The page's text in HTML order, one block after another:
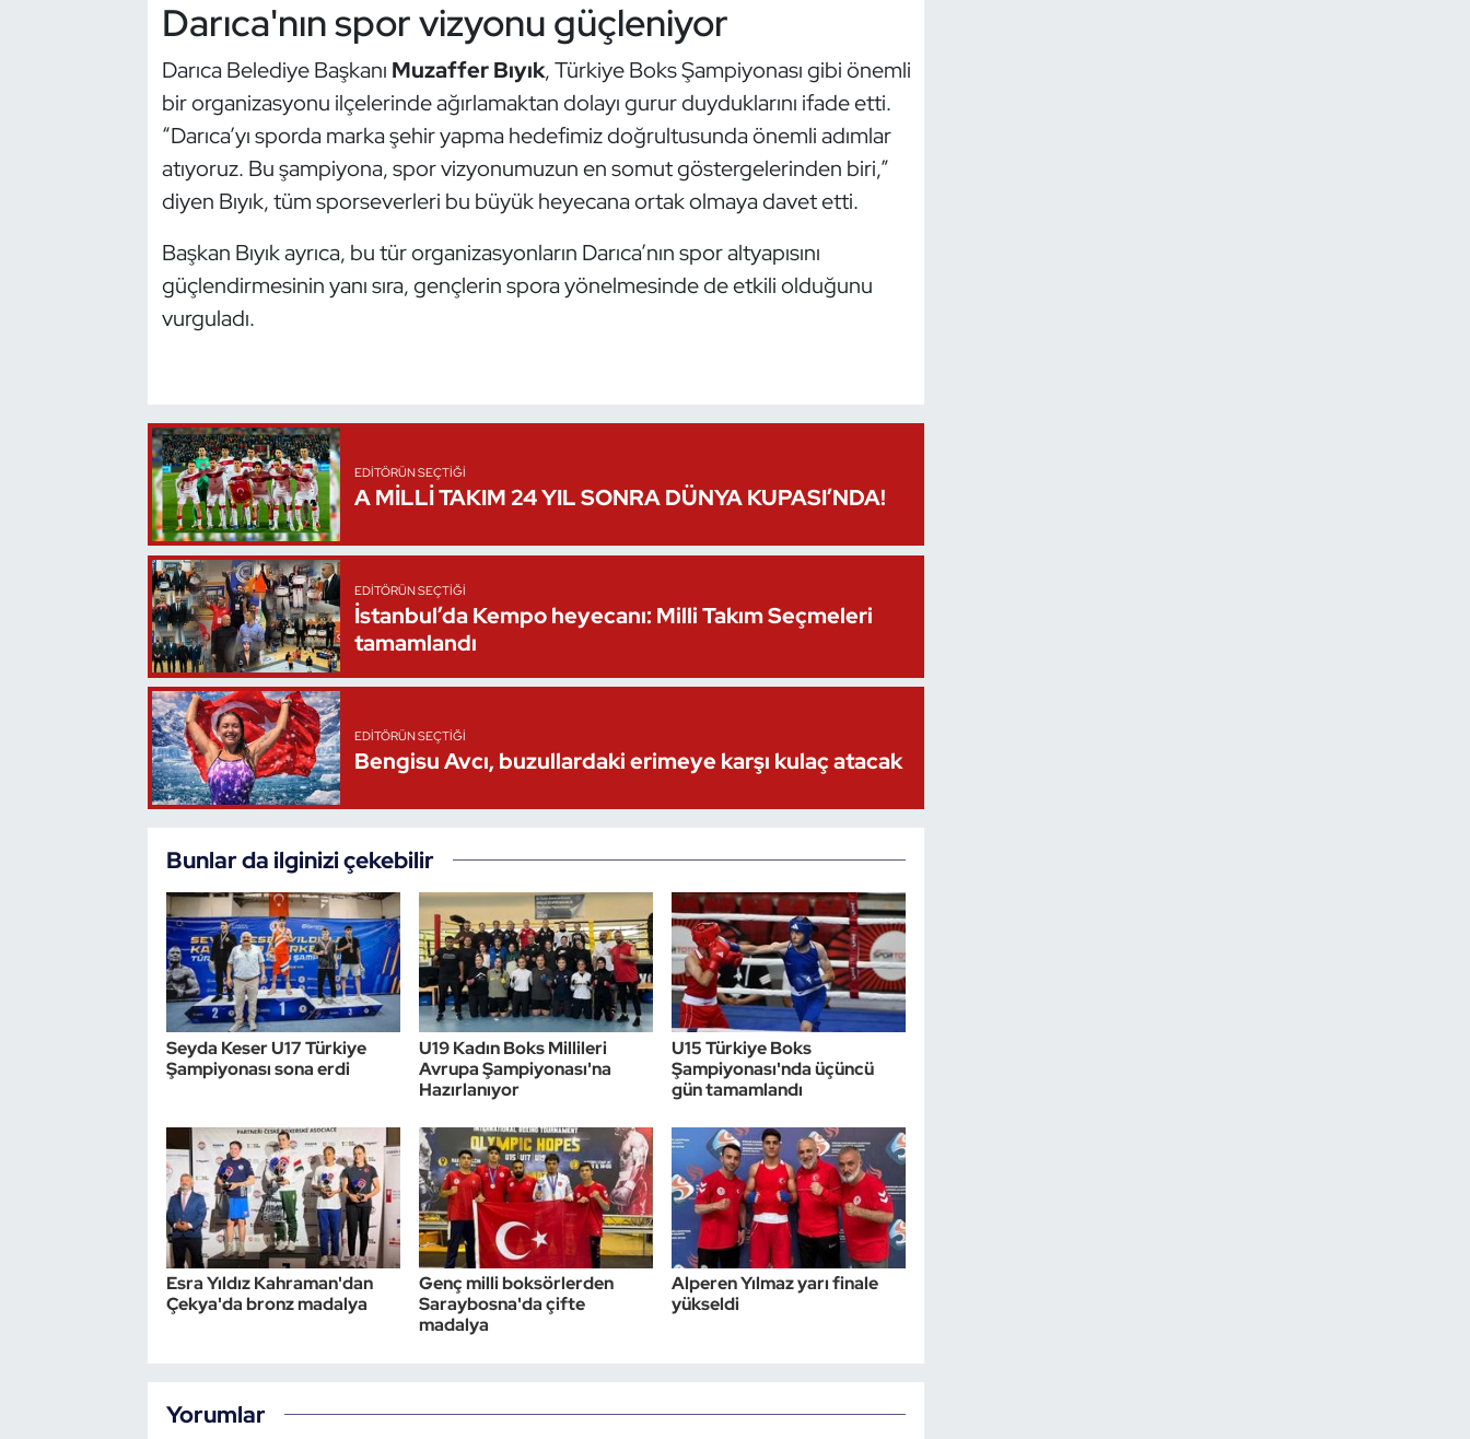
Darıca'nın spor vizyonu güçleniyor
Darıca Belediye Başkanı Muzaffer Bıyık, Türkiye Boks Şampiyonası gibi önemli
bir organizasyonu ilçelerinde ağırlamaktan dolayı gurur duyduklarını ifade etti.
“Darıca’yı sporda marka şehir yapma hedefimiz doğrultusunda önemli adımlar
atıyoruz. Bu şampiyona, spor vizyonumuzun en somut göstergelerinden biri,”
diyen Bıyık, tüm sporseverleri bu büyük heyecana ortak olmaya davet etti.
Başkan Bıyık ayrıca, bu tür organizasyonların Darıca’nın spor altyapısını
güçlendirmesinin yanı sıra, gençlerin spora yönelmesinde de etkili olduğunu
vurguladı.
EDITÖRÜN SEÇTIĞI
A MİLLİ TAKIM 24 YIL SONRA DÜNYA KUPASI’NDA!
EDITÖRÜN SEÇTIĞI
İstanbul’da Kempo heyecanı: Milli Takım Seçmeleri
tamamlandı
EDITÖRÜN SEÇTIĞI
Bengisu Avcı, buzullardaki erimeye karşı kulaç atacak
Bunlar da ilginizi çekebilir
Seyda Keser U17 Türkiye
Şampiyonası sona erdi
U19 Kadın Boks Millileri
Avrupa Şampiyonası'na
Hazırlanıyor
U15 Türkiye Boks
Şampiyonası'nda üçüncü
gün tamamlandı
Esra Yıldız Kahraman'dan
Çekya'da bronz madalya
Genç milli boksörlerden
Saraybosna'da çifte
madalya
Alperen Yılmaz yarı finale
yükseldi
Yorumlar
Özel Sporcular
Vücut Geliştirme Fitness
Wushu Kungfu